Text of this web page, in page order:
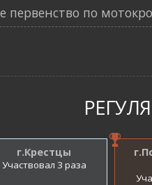
по
г.Крестцы
Участвовал 3 раза